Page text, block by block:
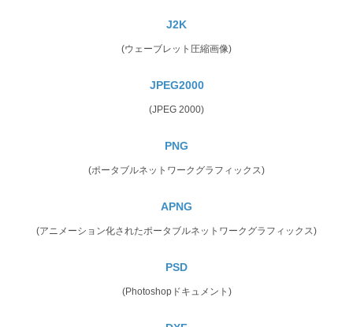
J2K
(ウェーブレット圧縮画像)
JPEG2000
(JPEG 2000)
PNG
(ポータブルネットワークグラフィックス)
APNG
(アニメーション化されたポータブルネットワークグラフィックス)
PSD
(Photoshopドキュメント)